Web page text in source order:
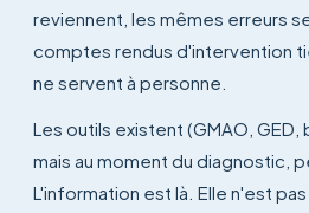
reviennent, les mêmes erreurs
comptes rendus d'intervention
ne servent à personne.
Les outils existent (GMAO, GED,
mais au moment du diagnostic,
L'information est là. Elle n'est